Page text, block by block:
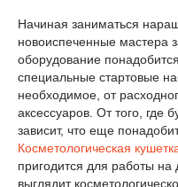
Начиная заниматься
новоиспеченные мастера
оборудование
специальные стартовые
необходимое, от
аксессуаров. От того, где
зависит, что еще
Косметологическая
пригодится для работы
выглядит